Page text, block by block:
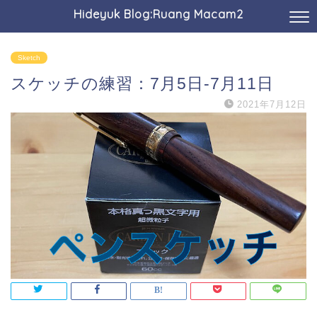
Hideyuk Blog:Ruang Macam2
Sketch
スケッチの練習：7月5日-7月11日
2021年7月12日